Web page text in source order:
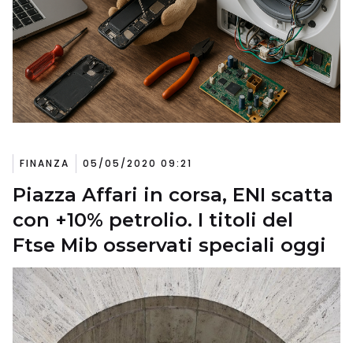
FINANZA 05/05/2020 09:21
Piazza Affari in corsa, ENI scatta
con +10% petrolio. I titoli del
Ftse Mib osservati speciali oggi